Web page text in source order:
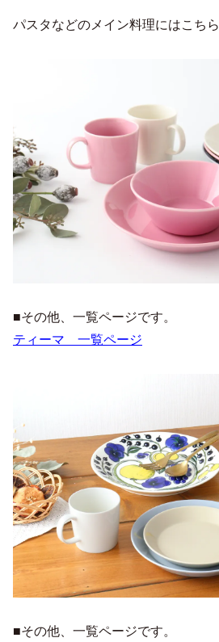
パスタなどのメイン料理にはこちら
■その他、一覧ページです。
ティーマ 一覧ページ
■その他、一覧ページです。